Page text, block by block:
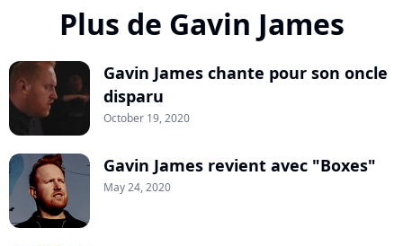
Plus de Gavin James
Gavin James chante pour son oncle
disparu
October 19, 2020
Gavin James revient avec "Boxes"
May 24, 2020